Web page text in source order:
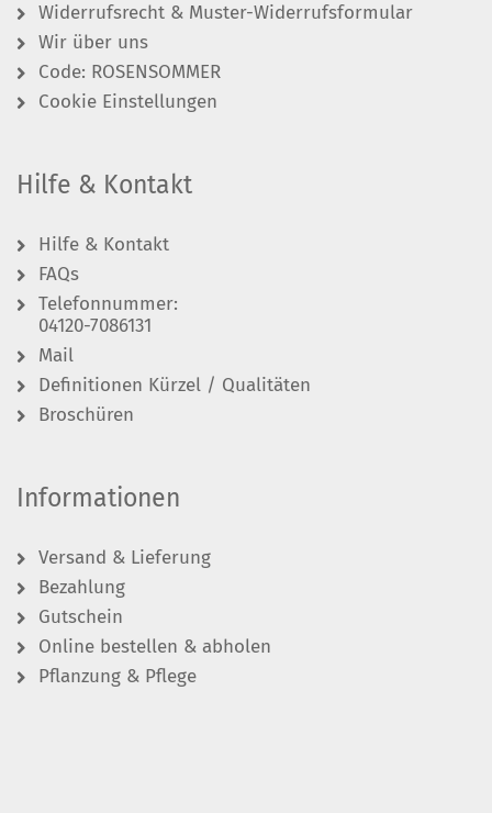
Widerrufsrecht & Muster-Widerrufsformular
Wir über uns
Code: ROSENSOMMER
Cookie Einstellungen
Hilfe & Kontakt
Hilfe & Kontakt
FAQs
Telefonnummer:
04120-7086131
Mail
Definitionen Kürzel / Qualitäten
Broschüren
Informationen
Versand & Lieferung
Bezahlung
Gutschein
Online bestellen & abholen
Pflanzung & Pflege